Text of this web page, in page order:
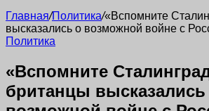
Главная/Политика/«Вспомните
высказались о возможной войне с
Политика
«Вспомните
британцы высказались